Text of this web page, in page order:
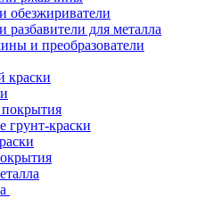
обезжириватели
разбавители для металла
и преобразователи
краски
грунт-краски